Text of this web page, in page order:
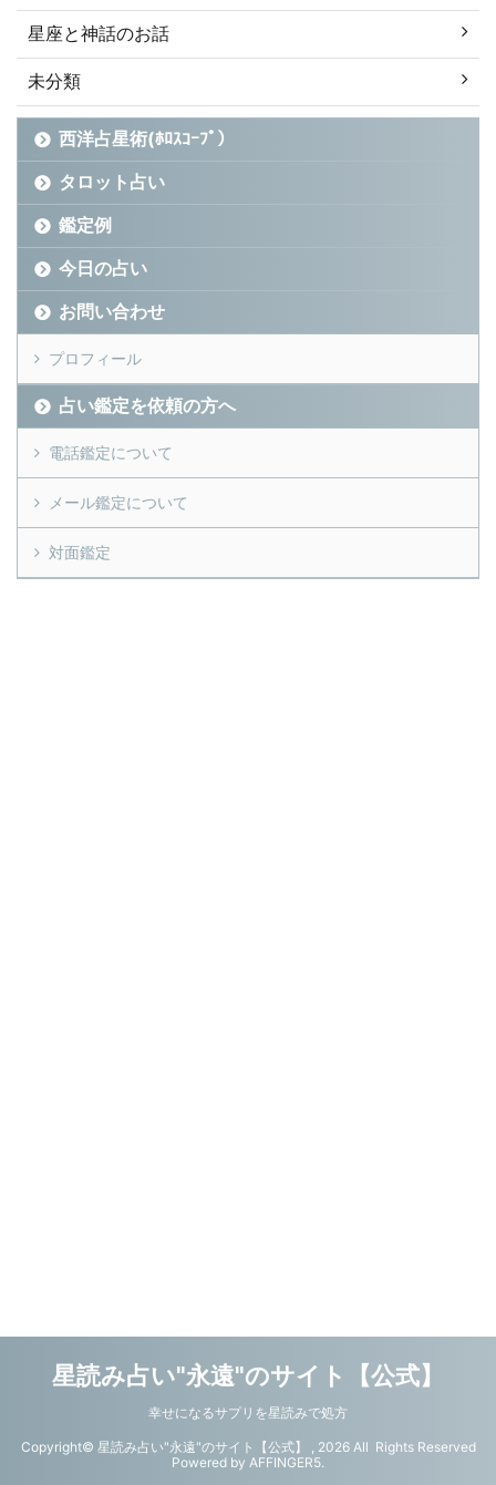
星座と神話のお話
未分類
西洋占星術(ﾎﾛｽｺｰﾌﾟ）
タロット占い
鑑定例
今日の占い
お問い合わせ
プロフィール
占い鑑定を依頼の方へ
電話鑑定について
メール鑑定について
対面鑑定
星読み占い"永遠"のサイト【公式】
幸せになるサプリを星読みで処方
Copyright© 星読み占い"永遠"のサイト【公式】 , 2026 All Rights Reserved
Powered by AFFINGER5.